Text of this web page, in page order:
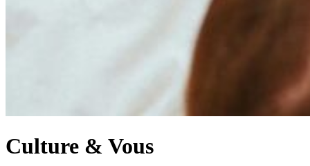
Culture & Vous